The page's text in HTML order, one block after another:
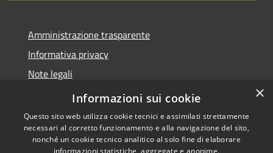
Amministrazione trasparente
Informativa privacy
Note legali
Dichiarazione di accessibilità
×
Informazioni sui cookie
Questo sito web utilizza cookie tecnici e assimilati strettamente
necessari al corretto funzionamento e alla navigazione del sito,
nonché un cookie tecnico analitico al solo fine di elaborare
informazioni statistiche, aggregate e anonime.